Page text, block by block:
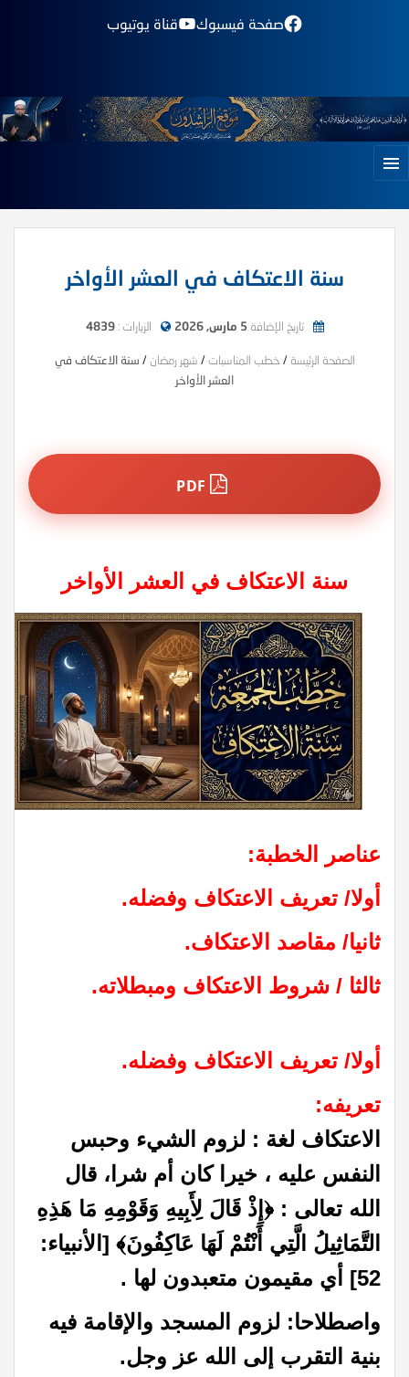
صفحة فيسبوك قناة يوتيوب
سنة الاعتكاف في العشر الأواخر
تاريخ الإضافة 5 مارس, 2026 الزيارات :4839
الصفحة الرئيسة / خطب المناسبات / شهر رمضان / سنة الاعتكاف في
العشر الأواخر
سنة الاعتكاف في العشر الأواخر
عناصر الخطبة:
أولا/ تعريف الاعتكاف وفضله.
ثانيا/ مقاصد الاعتكاف.
ثالثا / شروط الاعتكاف ومبطلاته.
أولا/ تعريف الاعتكاف وفضله.
تعريفه:
الاعتكاف لغة : لزوم الشيء وحبس
النفس عليه ، خيرا كان أم شرا، قال
الله تعالى : ﴿إِذْ قَالَ لِأَبِيهِ وَقَوْمِهِ مَا هَذِهِ
التَّمَاثِيلُ الَّتِي أَنْتُمْ لَهَا عَاكِفُونَ﴾ [الأنبياء:
52] أي مقيمون متعبدون لها .
واصطلاحا: لزوم المسجد والإقامة فيه
بنية التقرب إلى الله عز وجل.